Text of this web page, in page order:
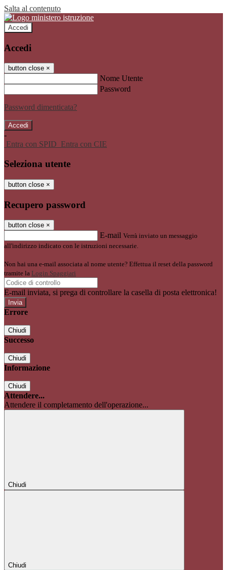
Salta al contenuto
Accedi
Accedi
button close ×
Nome Utente
Password
Password dimenticata?
-
Entra con SPID Entra con CIE
Seleziona utente
button close ×
Recupero password
button close ×
E-mail Verrà inviato un messaggio
all'indirizzo indicato con le istruzioni necessarie.
Non hai una e-mail associata al nome utente? Effettua il reset della password
tramite la Login Spaggiari
E-mail inviata, si prega di controllare la casella di posta elettronica!
Errore
Chiudi
Successo
Chiudi
Informazione
Chiudi
Attendere...
Attendere il completamento dell'operazione...
Chiudi
Chiudi